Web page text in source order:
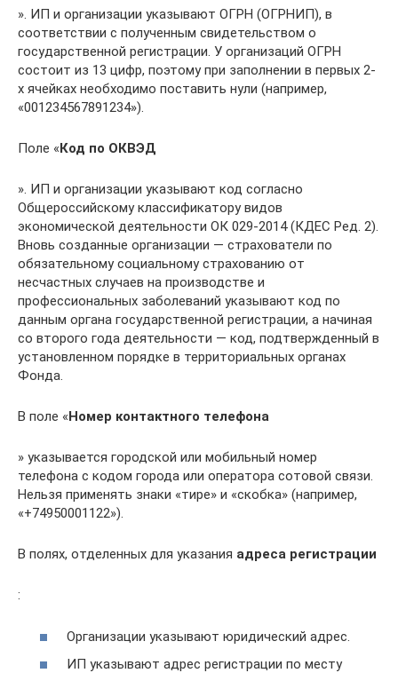
». ИП и организации указывают ОГРН (ОГРНИП), в
соответствии с полученным свидетельством о
государственной регистрации. У организаций ОГРН
состоит из 13 цифр, поэтому при заполнении в первых 2-
х ячейках необходимо поставить нули (например,
«001234567891234»).
Поле «Код по ОКВЭД
». ИП и организации указывают код согласно
Общероссийскому классификатору видов
экономической деятельности ОК 029-2014 (КДЕС Ред. 2).
Вновь созданные организации — страхователи по
обязательному социальному страхованию от
несчастных случаев на производстве и
профессиональных заболеваний указывают код по
данным органа государственной регистрации, а начиная
со второго года деятельности — код, подтвержденный в
установленном порядке в территориальных органах
Фонда.
В поле «Номер контактного телефона
» указывается городской или мобильный номер
телефона с кодом города или оператора сотовой связи.
Нельзя применять знаки «тире» и «скобка» (например,
«+74950001122»).
В полях, отделенных для указания адреса регистрации
:
Организации указывают юридический адрес.
ИП указывают адрес регистрации по месту